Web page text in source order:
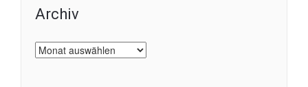
Archiv
Archiv